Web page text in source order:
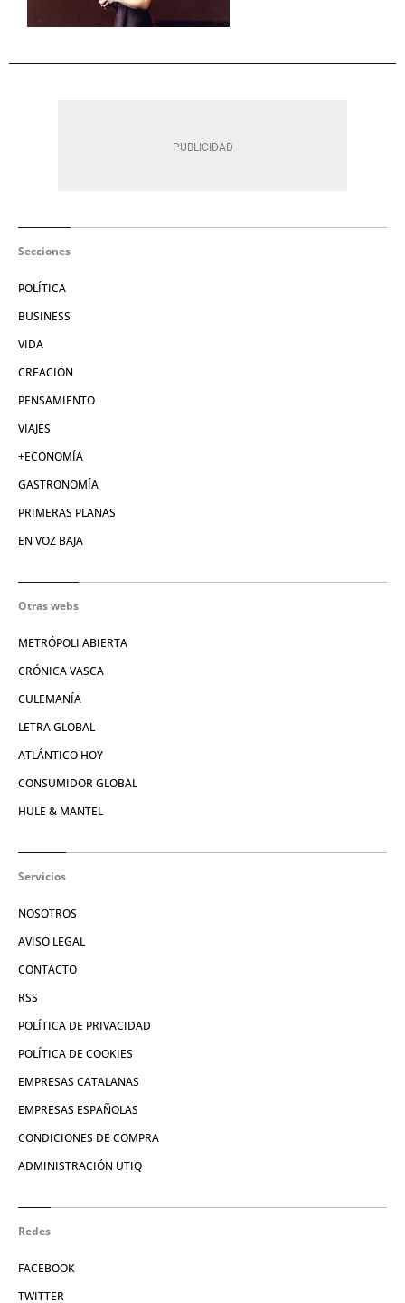
Secciones
POLÍTICA
BUSINESS
VIDA
CREACIÓN
PENSAMIENTO
VIAJES
+ECONOMÍA
GASTRONOMÍA
PRIMERAS PLANAS
EN VOZ BAJA
Otras webs
METRÓPOLI ABIERTA
CRÓNICA VASCA
CULEMANÍA
LETRA GLOBAL
ATLÁNTICO HOY
CONSUMIDOR GLOBAL
HULE & MANTEL
Servicios
NOSOTROS
AVISO LEGAL
CONTACTO
RSS
POLÍTICA DE PRIVACIDAD
POLÍTICA DE COOKIES
EMPRESAS CATALANAS
EMPRESAS ESPAÑOLAS
CONDICIONES DE COMPRA
ADMINISTRACIÓN UTIQ
Redes
FACEBOOK
TWITTER